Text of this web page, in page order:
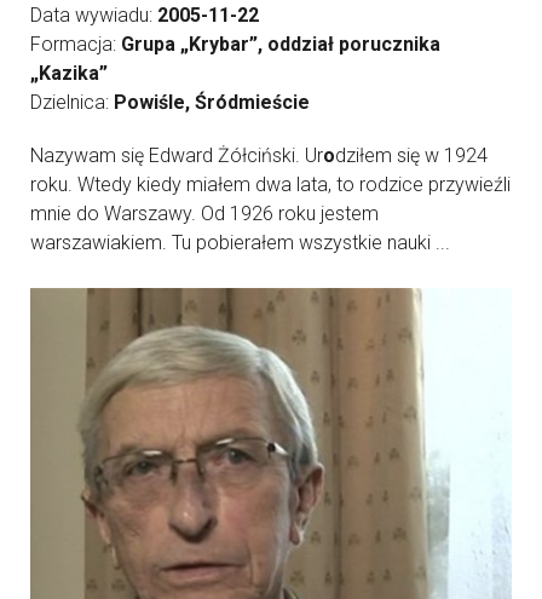
Data wywiadu: 2005-11-22
Formacja: Grupa „Krybar”, oddział porucznika
„Kazika”
Dzielnica: Powiśle, Śródmieście
Nazywam się Edward Żółciński. Urodziłem się w 1924
roku. Wtedy kiedy miałem dwa lata, to rodzice przywieźli
mnie do Warszawy. Od 1926 roku jestem
warszawiakiem. Tu pobierałem wszystkie nauki ...